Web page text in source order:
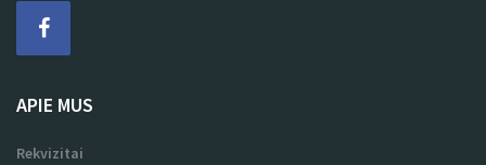
APIE MUS
Rekvizitai